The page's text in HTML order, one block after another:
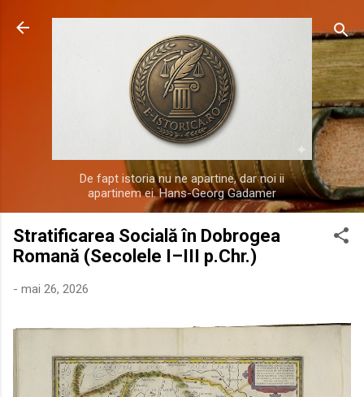
Treceți la conținutul principal
De fapt istoria nu ne apartine, dar noi ii
apartinem ei. Hans-Georg Gadamer
Stratificarea Socială în Dobrogea
Romană (Secolele I–III p.Chr.)
- mai 26, 2026